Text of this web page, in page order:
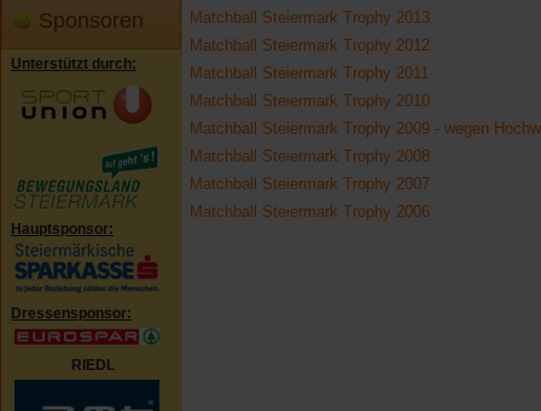
Sponsoren
Unterstützt durch:
Hauptsponsor:
Dressensponsor:
RIEDL
Matchball Steiermark Trophy 2013
Matchball Steiermark Trophy 2012
Matchball Steiermark Trophy 2011
Matchball Steiermark Trophy 2010
Matchball Steiermark Trophy 2009 - wegen
Matchball Steiermark Trophy 2008
Matchball Steiermark Trophy 2007
Matchball Steiermark Trophy 2006